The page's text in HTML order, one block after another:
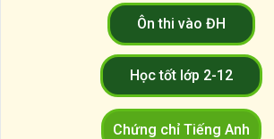
Ôn thi vào ĐH
Học tốt lớp 2-12
Chứng chỉ Tiếng Anh